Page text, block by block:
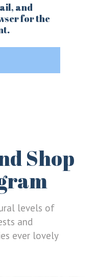
and
for the
Shop
levels of
and
ever lovely